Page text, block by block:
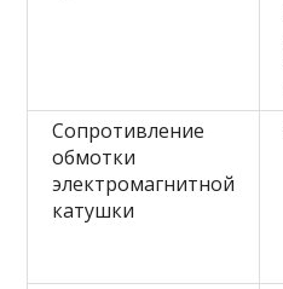
Сопротивление
обмотки
электромагнитной
катушки